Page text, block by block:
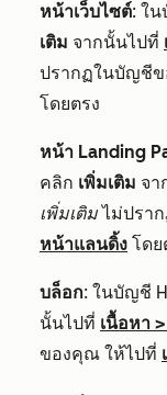
หน้าเว็บไซต์: ใ
เติม จากนั้นไปที่
ปรากฏในบัญชี
โดยตรง
หน้า Landing
คลิก เพิ่มเติม จา
เพิ่มเติมไม่ปรา
หน้าแลนดิ้ง โดย
บล็อก: ในบัญชี
นั้นไปที่ เนื้อหา >
ของคุณ ให้ไปที่